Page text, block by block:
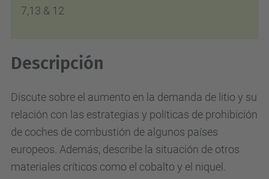
7,13 & 12
Descripción
Discute sobre el aumento en la demanda de litio y su
relación con las estrategias y políticas de prohibición
de coches de combustión de algunos países
europeos. Además, describe la situación de otros
materiales críticos como el cobalto y el niquel.